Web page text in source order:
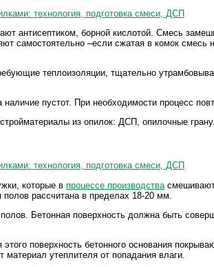
антисептиком, борной кислотой. Смесь
самостоятельно –если сжатая в комок смесь
теплоизоляции, тщательно
пустот. При необходимости процесс
из опилок: ДСП, опилочные
которые в процессе производства
рассчитана в пределах 18-20 мм.
Бетонная поверхность должна быть
поверхность бетонного основания
утеплителя от попадания влаги.